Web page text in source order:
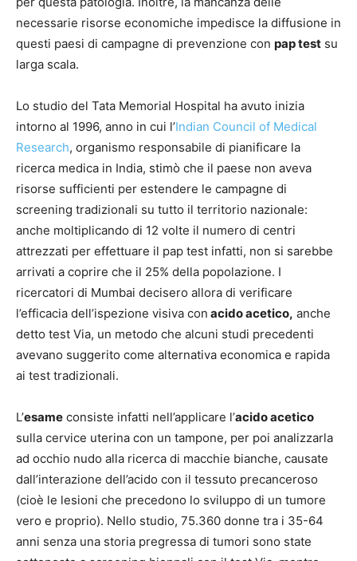
necessarie risorse economiche impedisce la diffusione in
questi paesi di campagne di prevenzione con pap test su
larga scala.
Lo studio del Tata Memorial Hospital ha avuto inizia
intorno al 1996, anno in cui l’Indian Council of Medical
Research, organismo responsabile di pianificare la
ricerca medica in India, stimò che il paese non aveva
risorse sufficienti per estendere le campagne di
screening tradizionali su tutto il territorio nazionale:
anche moltiplicando di 12 volte il numero di centri
attrezzati per effettuare il pap test infatti, non si sarebbe
arrivati a coprire che il 25% della popolazione. I
ricercatori di Mumbai decisero allora di verificare
l’efficacia dell’ispezione visiva con acido acetico, anche
detto test Via, un metodo che alcuni studi precedenti
avevano suggerito come alternativa economica e rapida
ai test tradizionali.
L’esame consiste infatti nell’applicare l’acido acetico
sulla cervice uterina con un tampone, per poi analizzarla
ad occhio nudo alla ricerca di macchie bianche, causate
dall’interazione dell’acido con il tessuto precanceroso
(cioè le lesioni che precedono lo sviluppo di un tumore
vero e proprio). Nello studio, 75.360 donne tra i 35-64
anni senza una storia pregressa di tumori sono state